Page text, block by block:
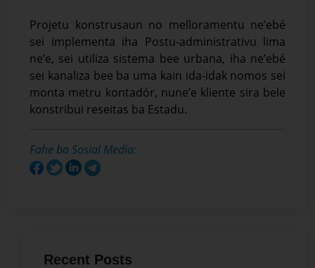
Projetu konstrusaun no melloramentu ne’ebé
sei implementa iha Postu-administrativu lima
ne’e, sei utiliza sistema bee urbana, iha ne’ebé
sei kanaliza bee ba uma kain ida-idak nomos sei
monta metru kontadór, nune’e kliente sira bele
konstribui reseitas ba Estadu.
Fahe ba Sosial Media:
Recent Posts